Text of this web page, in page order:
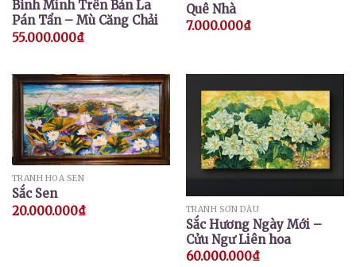
Bình Minh Trên Bản La
Pán Tẩn – Mù Căng Chải
55.000.000₫
Quê Nhà
7.000.000₫
TRANH HOA SEN
Sắc Sen
20.000.000₫ TRANH SƠN DẦU
Sắc Hương Ngày Mới –
Cửu Ngư Liên hoa
60.000.000₫